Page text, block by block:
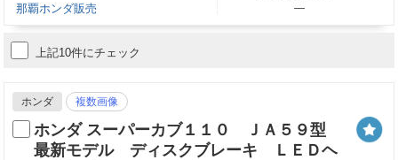
那覇ホンダ販売
―
上記10件にチェック
ホンダ 複数画像
ホンダ スーパーカブ１１０ ＪＡ５９型
最新モデル ディスクブレーキ ＬＥＤヘ